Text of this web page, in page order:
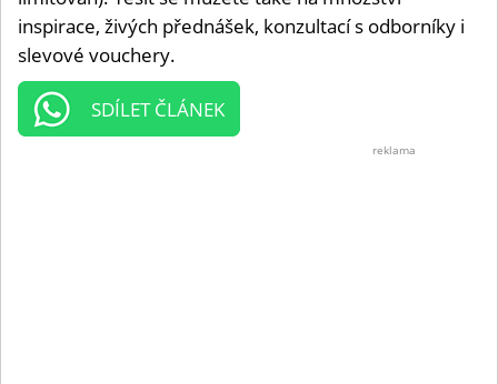
inspirace, živých přednášek, konzultací s odborníky i
slevové vouchery.
SDÍLET ČLÁNEK
reklama